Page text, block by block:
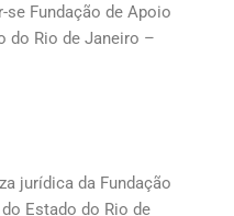
se Fundação de Apoio
do Rio de Janeiro –
jurídica da Fundação
Estado do Rio de